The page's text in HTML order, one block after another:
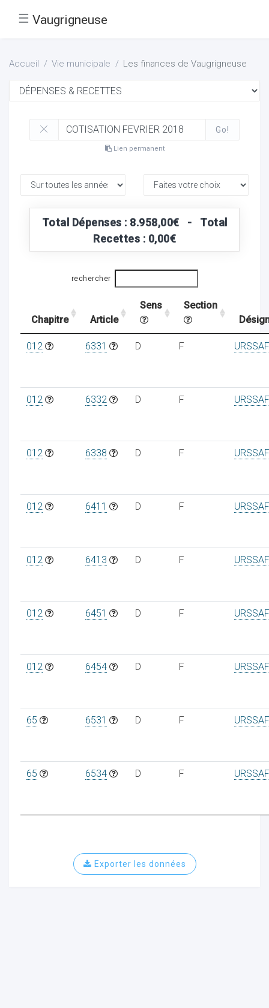
☰ Vaugrigneuse
Accueil Vie municipale Les finances de Vaugrigneuse
Go!
Lien permanent
Total Dépenses : 8.958,00€ - Total
Recettes : 0,00€
rechercher
Chapitre Article
Sens
Section
012 6331 D F
012 6332 D F
012 6338 D F
012 6411 D F
012 6413 D F
012 6451 D F
012 6454 D F
65 6531 D F
65 6534 D F
Exporter les données